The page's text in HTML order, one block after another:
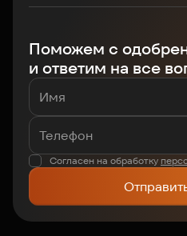
Поможем с
и ответим на все
Согласен на обработку